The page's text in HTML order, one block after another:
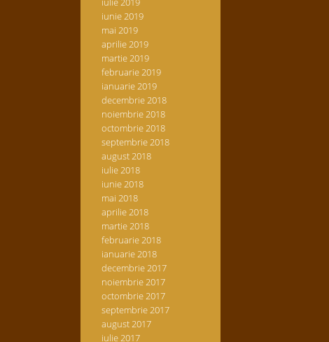
iunie 2019
mai 2019
aprilie 2019
martie 2019
februarie 2019
ianuarie 2019
decembrie 2018
noiembrie 2018
octombrie 2018
septembrie 2018
august 2018
iulie 2018
iunie 2018
mai 2018
aprilie 2018
martie 2018
februarie 2018
ianuarie 2018
decembrie 2017
noiembrie 2017
octombrie 2017
septembrie 2017
august 2017
iulie 2017